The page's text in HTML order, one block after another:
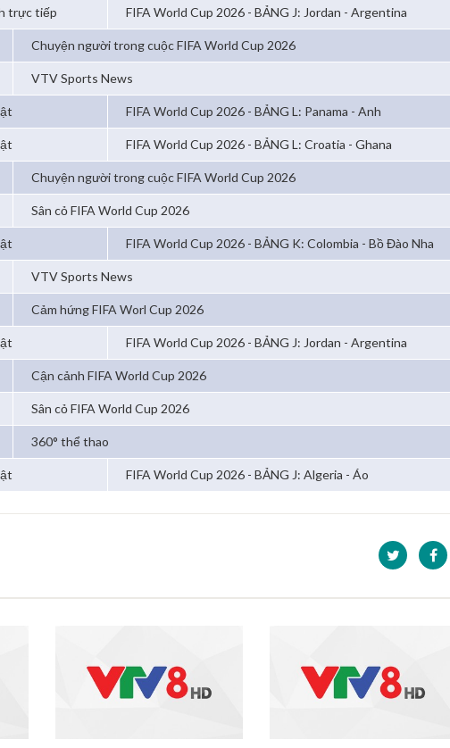
trực tiếp FIFA World Cup 2026 - BẢNG J: Jordan - Argentina
Chuyện người trong cuộc FIFA World Cup 2026
VTV Sports News
FIFA World Cup 2026 - BẢNG L: Panama - Anh
FIFA World Cup 2026 - BẢNG L: Croatia - Ghana
Chuyện người trong cuộc FIFA World Cup 2026
Sân cỏ FIFA World Cup 2026
FIFA World Cup 2026 - BẢNG K: Colombia - Bồ Đào Nha
VTV Sports News
Cảm hứng FIFA Worl Cup 2026
FIFA World Cup 2026 - BẢNG J: Jordan - Argentina
Cận cảnh FIFA World Cup 2026
Sân cỏ FIFA World Cup 2026
360° thể thao
FIFA World Cup 2026 - BẢNG J: Algeria - Áo